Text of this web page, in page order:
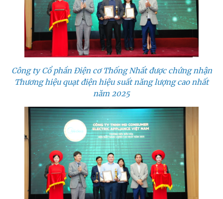
Công ty Cổ phần Điện cơ Thống Nhất được chứng nhận
Thương hiệu quạt điện hiệu suất năng lượng cao nhất
năm 2025